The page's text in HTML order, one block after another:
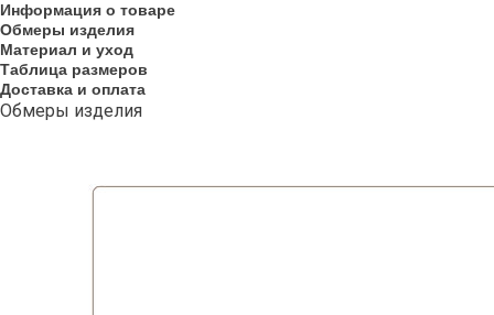
Информация о товаре
Обмеры изделия
Материал и уход
Таблица размеров
Доставка и оплата
Обмеры изделия